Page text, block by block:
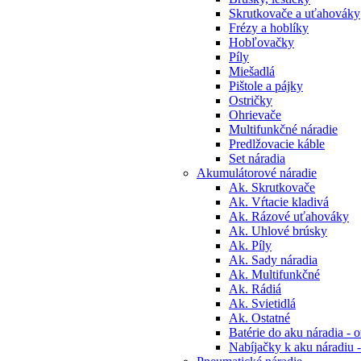
Skrutkovače a uťahováky
Frézy a hoblíky
Hobľovačky
Píly
Miešadlá
Pištole a pájky
Ostričky
Ohrievače
Multifunkčné náradie
Predlžovacie káble
Set náradia
Akumulátorové náradie
Ak. Skrutkovače
Ak. Vŕtacie kladivá
Ak. Rázové uťahováky
Ak. Uhlové brúsky
Ak. Píly
Ak. Sady náradia
Ak. Multifunkčné
Ak. Rádiá
Ak. Svietidlá
Ak. Ostatné
Batérie do aku náradia -
Nabíjačky k aku náradiu